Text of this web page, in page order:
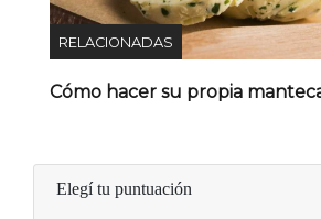
RELACIONADAS
Cómo hacer su propia
Elegí tu puntuación